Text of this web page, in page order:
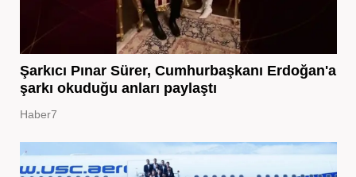
Şarkıcı Pınar Sürer, Cumhurbaşkanı Erdoğan'a
şarkı okuduğu anları paylaştı
Haber7